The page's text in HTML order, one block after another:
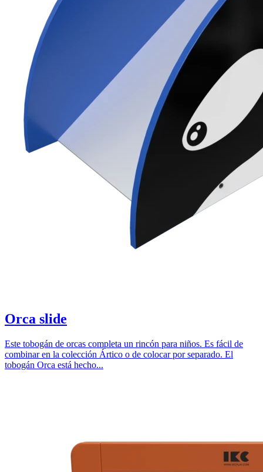
Orca slide
Este tobogán de orcas completa un rincón para niños. Es fácil de
combinar en la colección Ártico o de colocar por separado. El
tobogán Orca está hecho...